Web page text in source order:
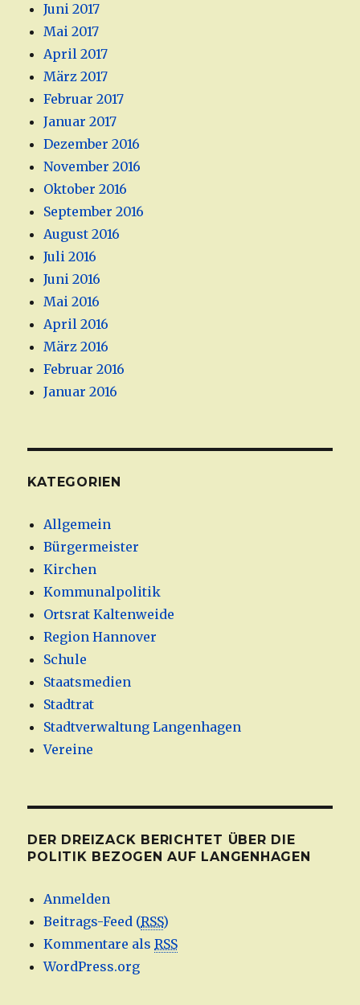
Juni 2017
Mai 2017
April 2017
März 2017
Februar 2017
Januar 2017
Dezember 2016
November 2016
Oktober 2016
September 2016
August 2016
Juli 2016
Juni 2016
Mai 2016
April 2016
März 2016
Februar 2016
Januar 2016
KATEGORIEN
Allgemein
Bürgermeister
Kirchen
Kommunalpolitik
Ortsrat Kaltenweide
Region Hannover
Schule
Staatsmedien
Stadtrat
Stadtverwaltung Langenhagen
Vereine
DER DREIZACK BERICHTET ÜBER DIE
POLITIK BEZOGEN AUF LANGENHAGEN
Anmelden
Beitrags-Feed (RSS)
Kommentare alsRSS
WordPress.org